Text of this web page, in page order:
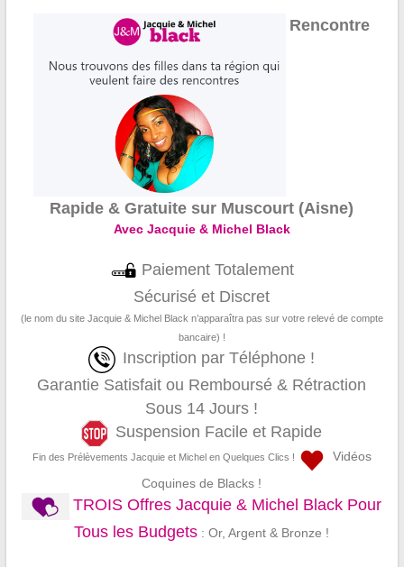
Rencontre
Rapide & Gratuite sur Muscourt (Aisne)
Avec Jacquie & Michel Black
Paiement Totalement
Sécurisé et Discret
(le nom du site Jacquie & Michel Black n’apparaîtra pas sur votre relevé de compte
bancaire) !
Inscription par Téléphone !
Garantie Satisfait ou Remboursé & Rétraction
Sous 14 Jours !
Suspension Facile et Rapide
Fin des Prélèvements Jacquie et Michel en Quelques Clics !
Vidéos
Coquines de Blacks !
TROIS Offres Jacquie & Michel Black Pour
Tous les Budgets : Or, Argent & Bronze !